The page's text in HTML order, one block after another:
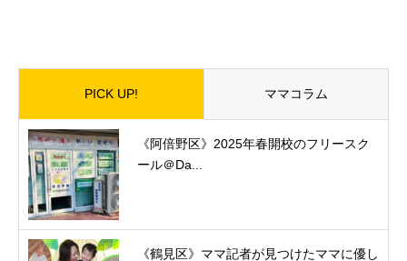
PICK UP! ママコラム
《阿倍野区》2025年春開校のフリースク
ール＠Da...
《鶴見区》ママ記者が見つけたママに優し